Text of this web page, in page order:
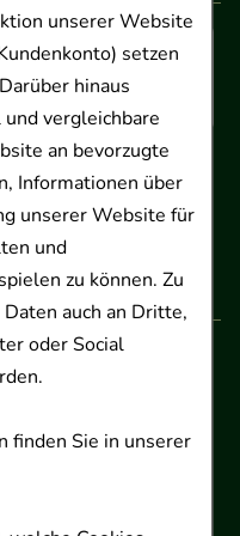
unserer Website
setzen
hinaus
vergleichbare
an bevorzugte
Informationen über
unserer Website für
und
zu können. Zu
auch an Dritte,
oder Social
finden Sie in unserer
Uhr
89 71 80 11